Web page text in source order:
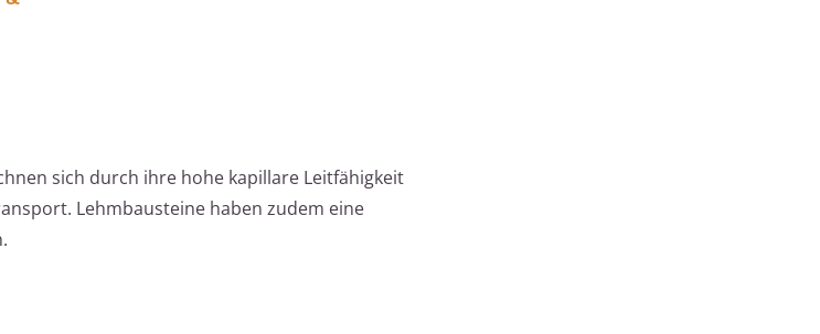
sich durch ihre hohe kapillare Leitfähigkeit
Lehmbausteine haben zudem eine